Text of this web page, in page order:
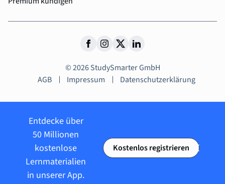
© 2026 StudySmarter GmbH
AGB
Impressum Datenschutzerklärung
Entdecke über
50 Millionen
kostenlose
Lernmaterialien
in unserer App.
Kostenlos registrieren